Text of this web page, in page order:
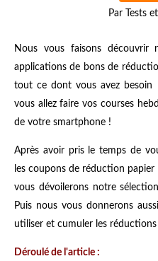
Par Tests
Nous vous faisons découvrir
applications de bons de
tout ce dont vous avez besoin
vous allez faire vos courses
de votre smartphone !
Après avoir pris le temps de
les coupons de réduction
vous dévoilerons notre
Puis nous vous donnerons
utiliser et cumuler les
Déroulé de l'article :